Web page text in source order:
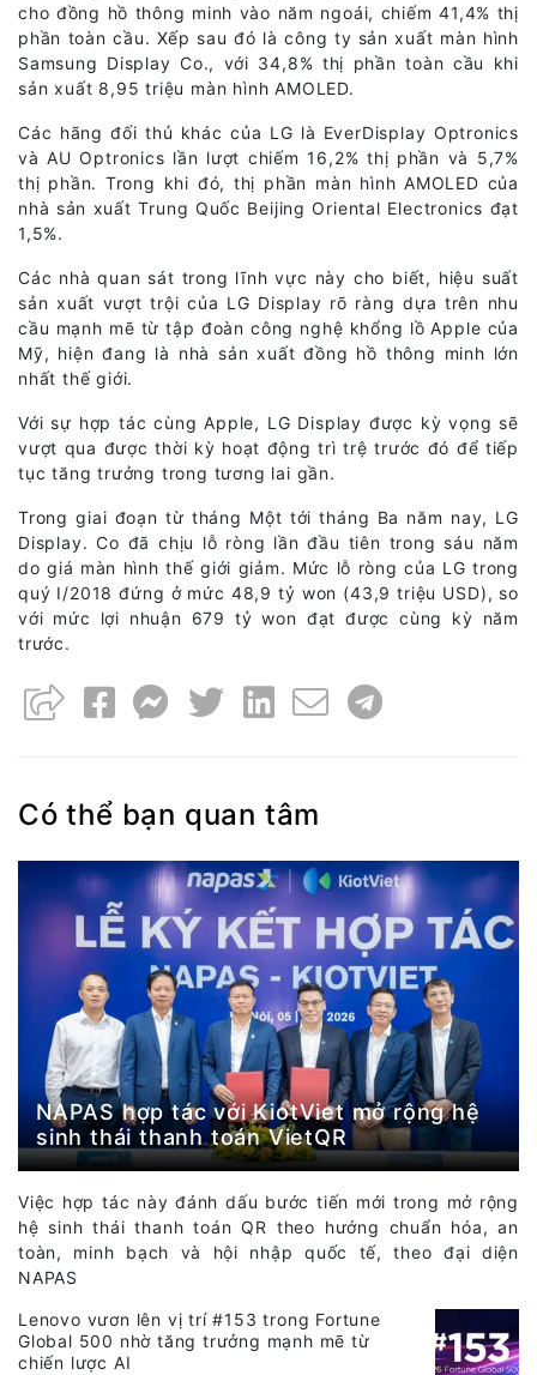
cho đồng hồ thông minh vào năm ngoái, chiếm 41,4% thị
phần toàn cầu. Xếp sau đó là công ty sản xuất màn hình
Samsung Display Co., với 34,8% thị phần toàn cầu khi
sản xuất 8,95 triệu màn hình AMOLED.
Các hãng đối thủ khác của LG là EverDisplay Optronics
và AU Optronics lần lượt chiếm 16,2% thị phần và 5,7%
thị phần. Trong khi đó, thị phần màn hình AMOLED của
nhà sản xuất Trung Quốc Beijing Oriental Electronics đạt
1,5%.
Các nhà quan sát trong lĩnh vực này cho biết, hiệu suất
sản xuất vượt trội của LG Display rõ ràng dựa trên nhu
cầu mạnh mẽ từ tập đoàn công nghệ khổng lồ Apple của
Mỹ, hiện đang là nhà sản xuất đồng hồ thông minh lớn
nhất thế giới.
Với sự hợp tác cùng Apple, LG Display được kỳ vọng sẽ
vượt qua được thời kỳ hoạt động trì trệ trước đó để tiếp
tục tăng trưởng trong tương lai gần.
Trong giai đoạn từ tháng Một tới tháng Ba năm nay, LG
Display. Co đã chịu lỗ ròng lần đầu tiên trong sáu năm
do giá màn hình thế giới giảm. Mức lỗ ròng của LG trong
quý I/2018 đứng ở mức 48,9 tỷ won (43,9 triệu USD), so
với mức lợi nhuận 679 tỷ won đạt được cùng kỳ năm
trước.
Có thể bạn quan tâm
NAPAS hợp tác với KiotViet mở rộng hệ
sinh thái thanh toán VietQR
Việc hợp tác này đánh dấu bước tiến mới trong mở rộng
hệ sinh thái thanh toán QR theo hướng chuẩn hóa, an
toàn, minh bạch và hội nhập quốc tế, theo đại diện
NAPAS
Lenovo vươn lên vị trí #153 trong Fortune
Global 500 nhờ tăng trưởng mạnh mẽ từ
chiến lược AI